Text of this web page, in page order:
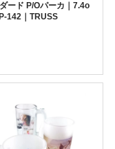
ード P/Oパーカ｜7.4o
142｜TRUSS